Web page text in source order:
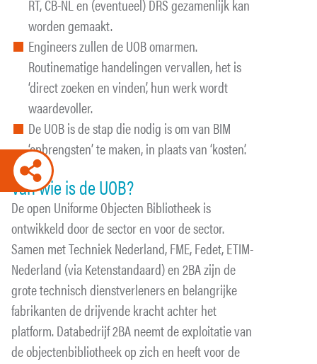
RT, CB-NL en (eventueel) DRS gezamenlijk kan
worden gemaakt.
Engineers zullen de UOB omarmen.
Routinematige handelingen vervallen, het is
‘direct zoeken en vinden’, hun werk wordt
waardevoller.
De UOB is de stap die nodig is om van BIM
‘opbrengsten’ te maken, in plaats van ‘kosten’.
Van wie is de UOB?
De open Uniforme Objecten Bibliotheek is
ontwikkeld door de sector en voor de sector.
Samen met Techniek Nederland, FME, Fedet, ETIM-
Nederland (via Ketenstandaard) en 2BA zijn de
grote technisch dienstverleners en belangrijke
fabrikanten de drijvende kracht achter het
platform. Databedrijf 2BA neemt de exploitatie van
de objectenbibliotheek op zich en heeft voor de